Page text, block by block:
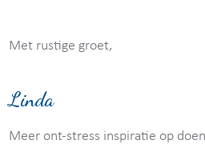
Met rustige groet,
Linda
Meer ont-stress inspiratie op